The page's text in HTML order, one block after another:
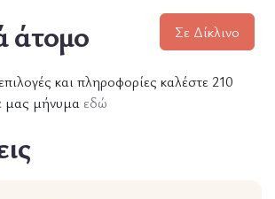
άτομο Σε Δίκλινο
και πληροφορίες καλέστε 210
μας μήνυμα εδώ